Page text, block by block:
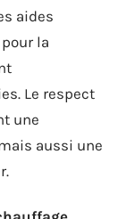
aides
la
Le respect
une
aussi une